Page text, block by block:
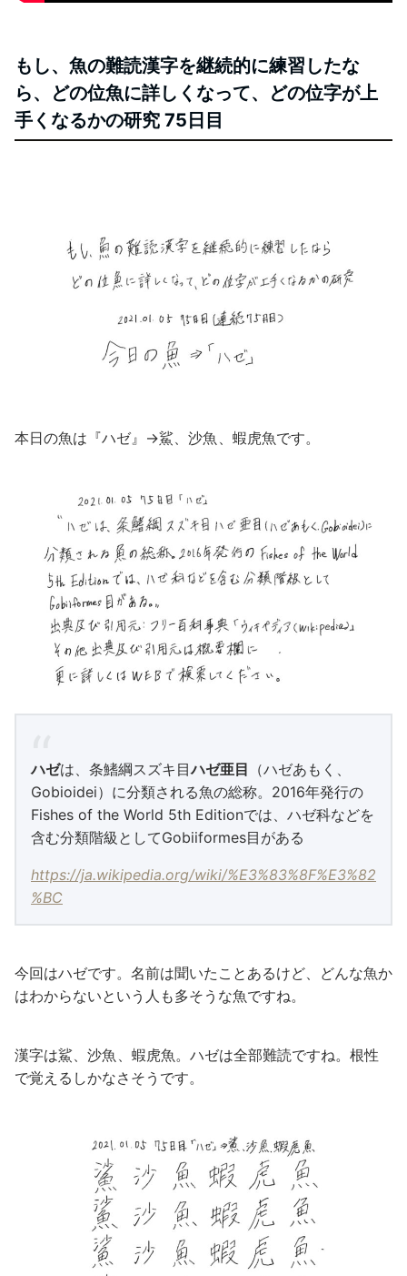
もし、魚の難読漢字を継続的に練習したな
ら、どの位魚に詳しくなって、どの位字が上
手くなるかの研究 75日目
本日の魚は『ハゼ』→鯊、沙魚 、蝦虎魚です。
ハゼは、条鰭綱スズキ目ハゼ亜目 （ハゼあもく、
Gobioidei）に分類される魚の総称。2016年発行の
Fishes of the World 5th Editionでは、ハゼ科などを
含む分類階級としてGobiiformes目がある
https://ja.wikipedia.org/wiki/%E3%83%8F%E3%82
%BC
今回はハゼです。名前は聞いたことあるけど、どんな魚か
はわからないという人も多そうな魚ですね。
漢字は鯊、沙魚 、蝦虎魚。ハゼは全部難読ですね。根性
で覚えるしかなさそうです。